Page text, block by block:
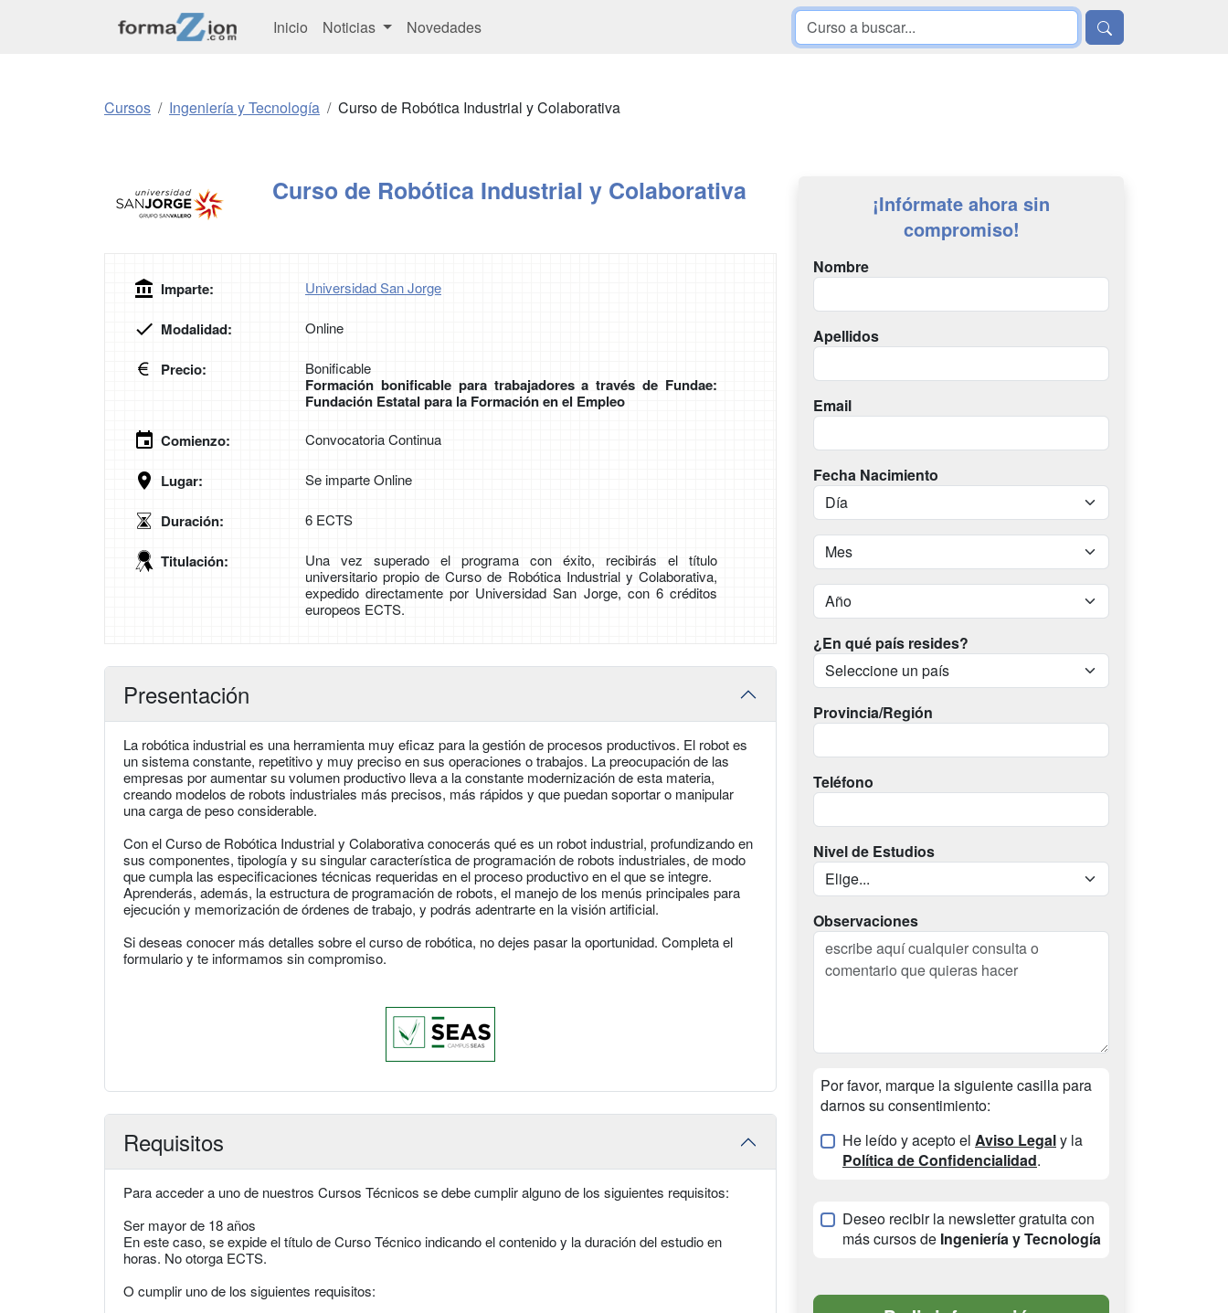
Inicio Noticias Novedades
Cursos Ingeniería y Tecnología Curso de Robótica Industrial y Colaborativa
Curso de Robótica Industrial y Colaborativa
Imparte: Universidad San Jorge
Modalidad: Online
Precio: Bonificable
Formación bonificable para trabajadores a través de Fundae:
Fundación Estatal para la Formación en el Empleo
Comienzo:
Convocatoria Continua
Lugar: Se imparte Online
Duración: 6 ECTS
Titulación:
Una vez superado el programa con éxito, recibirás el título
universitario propio de Curso de Robótica Industrial y Colaborativa,
expedido directamente por Universidad San Jorge, con 6 créditos
europeos ECTS.
Presentación
La robótica industrial es una herramienta muy eficaz para la gestión de procesos productivos. El robot es
un sistema constante, repetitivo y muy preciso en sus operaciones o trabajos. La preocupación de las
empresas por aumentar su volumen productivo lleva a la constante modernización de esta materia,
creando modelos de robots industriales más precisos, más rápidos y que puedan soportar o manipular
una carga de peso considerable.
Con el Curso de Robótica Industrial y Colaborativa conocerás qué es un robot industrial, profundizando en
sus componentes, tipología y su singular característica de programación de robots industriales, de modo
que cumpla las especificaciones técnicas requeridas en el proceso productivo en el que se integre.
Aprenderás, además, la estructura de programación de robots, el manejo de los menús principales para
ejecución y memorización de órdenes de trabajo, y podrás adentrarte en la visión artificial.
Si deseas conocer más detalles sobre el curso de robótica, no dejes pasar la oportunidad. Completa el
formulario y te informamos sin compromiso.
Requisitos
Para acceder a uno de nuestros Cursos Técnicos se debe cumplir alguno de los siguientes requisitos:
Ser mayor de 18 años
En este caso, se expide el título de Curso Técnico indicando el contenido y la duración del estudio en
horas. No otorga ECTS.
O cumplir uno de los siguientes requisitos:
¡Infórmate ahora sin
compromiso!
Nombre
Apellidos
Email
Fecha Nacimiento
¿En qué país resides?
Provincia/Región
Teléfono
Nivel de Estudios
Observaciones
Por favor, marque la siguiente casilla para
darnos su consentimiento:
He leído y acepto el Aviso Legaly la
Política de Confidencialidad.
Deseo recibir la newsletter gratuita con
más cursos de Ingeniería y Tecnología